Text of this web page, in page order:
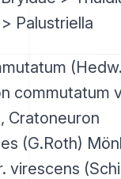
Palustriella
commutatum
Cratoneuron
(G.Roth)
virescens